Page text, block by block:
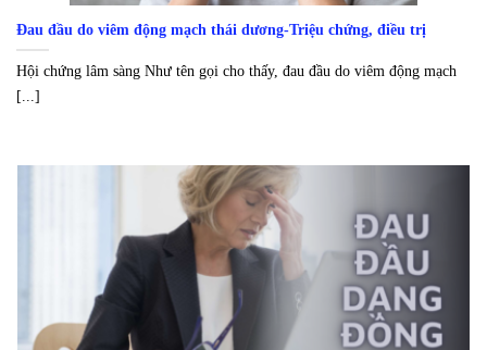
Đau đầu do viêm động mạch thái dương-Triệu chứng, điều trị
Hội chứng lâm sàng Như tên gọi cho thấy, đau đầu do viêm động mạch
[...]